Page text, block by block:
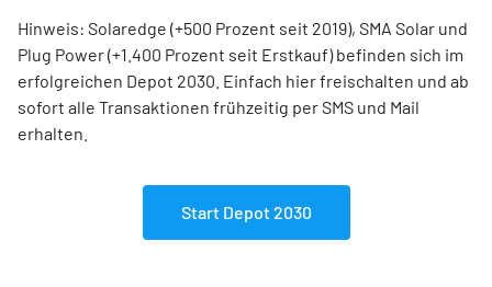
Hinweis: Solaredge (+500 Prozent seit 2019), SMA Solar und
Plug Power (+1.400 Prozent seit Erstkauf) befinden sich im
erfolgreichen Depot 2030. Einfach hier freischalten und ab
sofort alle Transaktionen frühzeitig per SMS und Mail
erhalten.
Start Depot 2030